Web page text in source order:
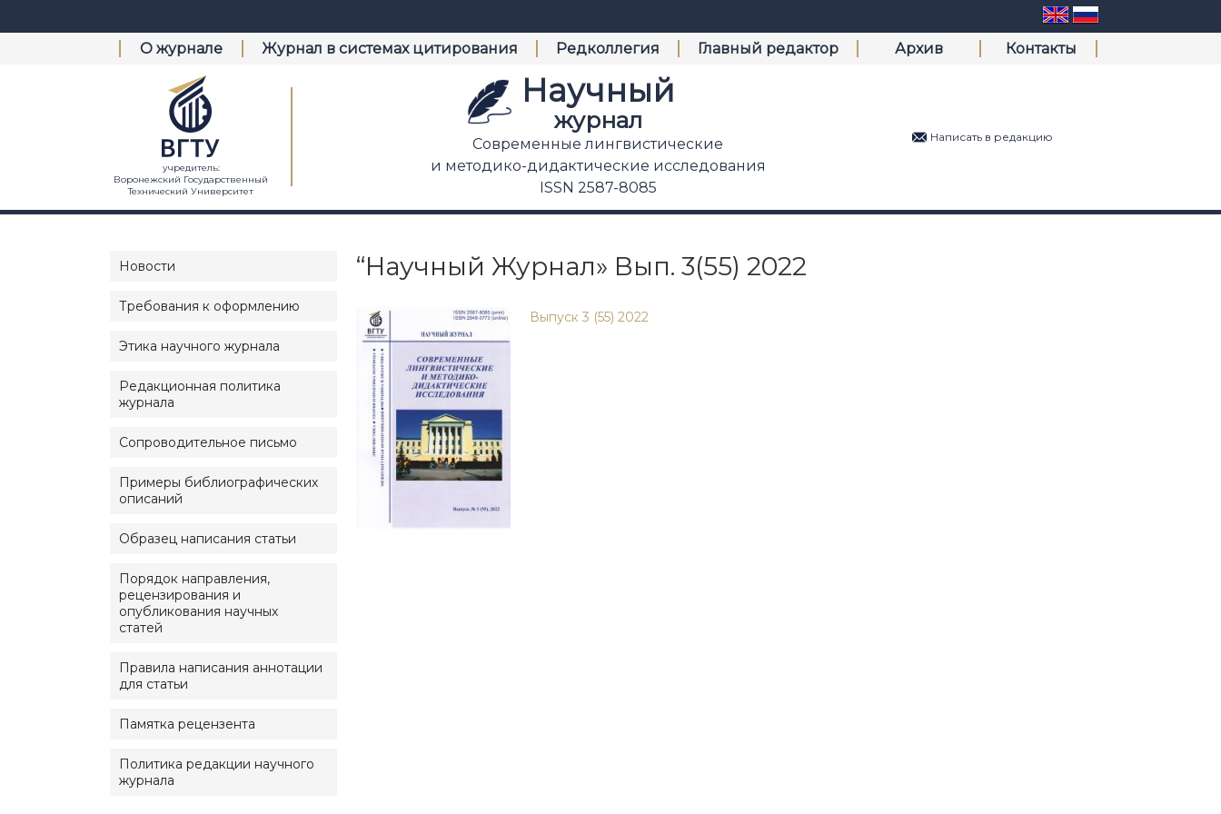
О журнале Журнал в системах цитирования Редколлегия Главный редактор Архив Контакты
учредитель:
Воронежский Государственный
Технический Университет
Научный
журнал
Современные лингвистические
и методико-дидактические исследования
ISSN 2587-8085
Написать в редакцию
Новости
Требования к оформлению
Этика научного журнала
Редакционная политика
журнала
Сопроводительное письмо
Примеры библиографических
описаний
Образец написания статьи
Порядок направления,
рецензирования и
опубликования научных
статей
Правила написания аннотации
для статьи
Памятка рецензента
Политика редакции научного
журнала
“Научный Журнал» Вып. 3(55) 2022
Выпуск 3 (55) 2022